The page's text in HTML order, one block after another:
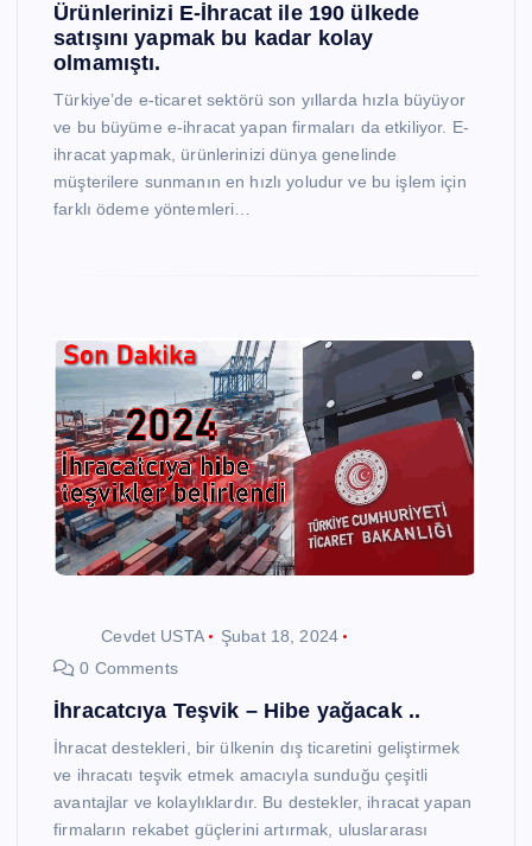
Ürünlerinizi E-İhracat ile 190 ülkede
satışını yapmak bu kadar kolay
olmamıştı.
Türkiye’de e-ticaret sektörü son yıllarda hızla büyüyor
ve bu büyüme e-ihracat yapan firmaları da etkiliyor. E-
ihracat yapmak, ürünlerinizi dünya genelinde
müşterilere sunmanın en hızlı yoludur ve bu işlem için
farklı ödeme yöntemleri…
Cevdet USTA
Şubat 18, 2024
0 Comments
İhracatcıya Teşvik – Hibe yağacak ..
İhracat destekleri, bir ülkenin dış ticaretini geliştirmek
ve ihracatı teşvik etmek amacıyla sunduğu çeşitli
avantajlar ve kolaylıklardır. Bu destekler, ihracat yapan
firmaların rekabet güçlerini artırmak, uluslararası